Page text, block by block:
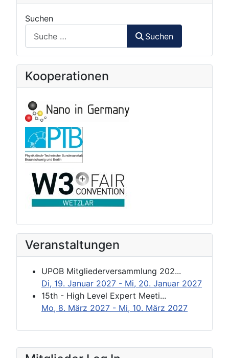
Suchen
Suchen
Kooperationen
Veranstaltungen
UPOB Mitgliederversammlung 202...
Di, 19. Januar 2027 - Mi, 20. Januar 2027
15th - High Level Expert Meeti...
Mo, 8. März 2027 - Mi, 10. März 2027